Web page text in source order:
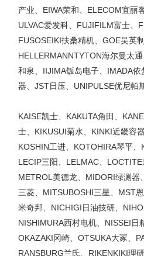
产业、EIWA荣和、ELECOM宜丽
ULVAC爱发科、FUJIFILM富士、
FUSOSEIKI扶桑精机、GOE吴英
HELLERMANNTYTON海尔曼太
和泉、IIJIMA饭岛电子、IMADA
器、JST日压、UNIPULSE优尼帕
KAISE凯士、KAKUTA角田、
士、KIKUSUI菊水、KINKI近畿容
KOSHIN工进、KOTOHIRA琴平、
LECIP三阳、LELMAC、
METROL美德龙、MIDORI绿测
三菱、MITSUBOSHI三星、MST
米奇邦、NICHIGI日油技研、
NISHIMURA西村电机、NISSEI日
OKAZAKI冈崎、OTSUKA大冢、
RANSBURG兰氏、RIKENKIKI理